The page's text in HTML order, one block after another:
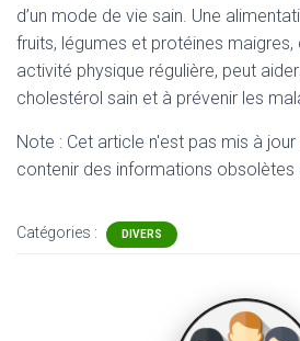
d’un mode de vie sain. Une
fruits, légumes et protéines maigres,
activité physique régulière, peut
cholestérol sain et à prévenir les
Note : Cet article n'est pas mis à
contenir des informations obsolètes
Catégories : DIVERS